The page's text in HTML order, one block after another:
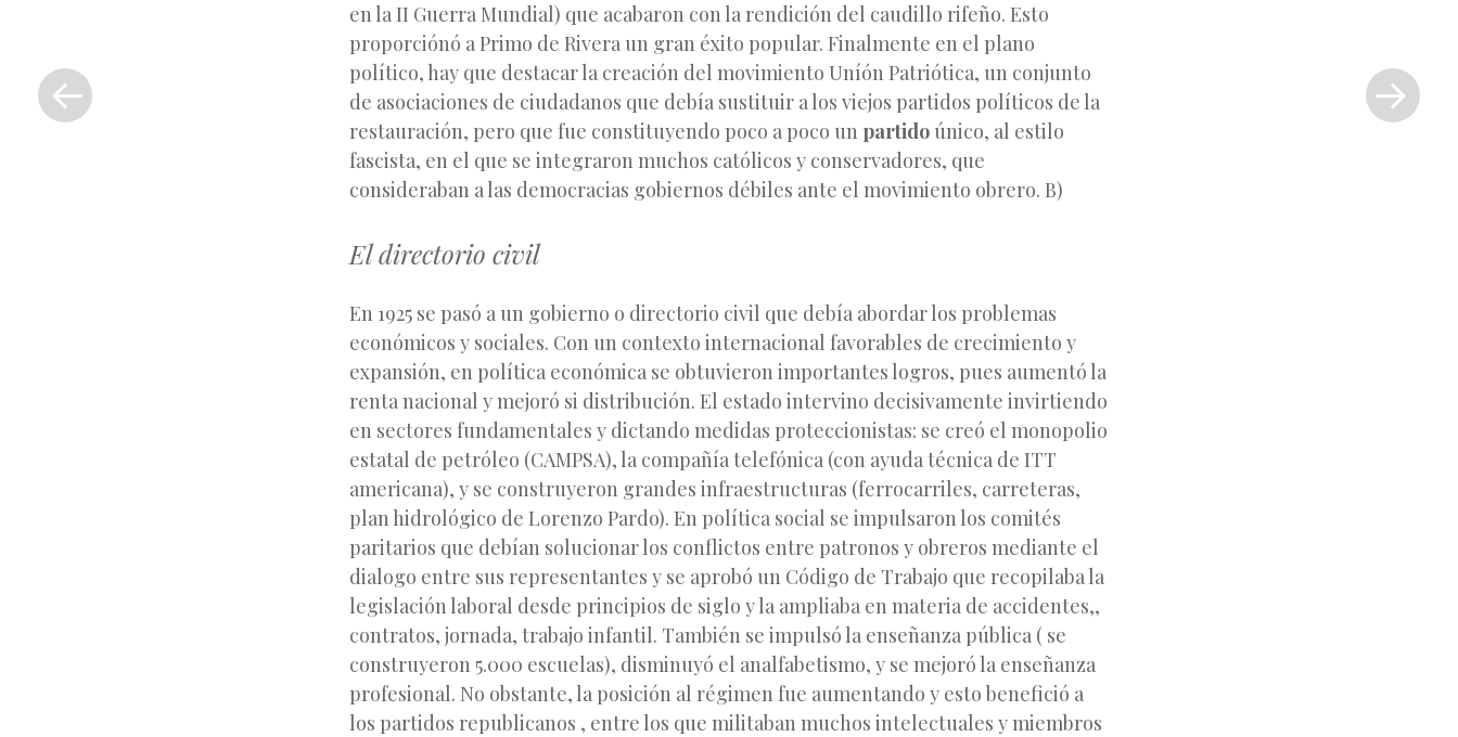
en la II Guerra Mundial) que acabaron con la rendición del caudillo rifeño. Esto
proporciónó a Primo de Rivera un gran éxito popular. Finalmente en el plano
político, hay que destacar la creación del movimiento Uníón Patriótica, un conjunto
de asociaciones de ciudadanos que debía sustituir a los viejos partidos políticos de la
restauración, pero que fue constituyendo poco a poco un partido único, al estilo
fascista, en el que se integraron muchos católicos y conservadores, que
consideraban a las democracias gobiernos débiles ante el movimiento obrero. B)
El directorio civil
En 1925 se pasó a un gobierno o directorio civil que debía abordar los problemas
económicos y sociales. Con un contexto internacional favorables de crecimiento y
expansión, en política económica se obtuvieron importantes logros, pues aumentó la
renta nacional y mejoró si distribución. El estado intervino decisivamente invirtiendo
en sectores fundamentales y dictando medidas proteccionistas: se creó el monopolio
estatal de petróleo (CAMPSA), la compañía telefónica (con ayuda técnica de ITT
americana), y se construyeron grandes infraestructuras (ferrocarriles, carreteras,
plan hidrológico de Lorenzo Pardo). En política social se impulsaron los comités
paritarios que debían solucionar los conflictos entre patronos y obreros mediante el
dialogo entre sus representantes y se aprobó un Código de Trabajo que recopilaba la
legislación laboral desde principios de siglo y la ampliaba en materia de accidentes,,
contratos, jornada, trabajo infantil. También se impulsó la enseñanza pública ( se
construyeron 5.000 escuelas), disminuyó el analfabetismo, y se mejoró la enseñanza
profesional. No obstante, la posición al régimen fue aumentando y esto benefició a
los partidos republicanos , entre los que militaban muchos intelectuales y miembros
Entrada
anterior
entrada